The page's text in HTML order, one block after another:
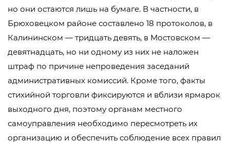
но они остаются лишь на бумаге. В частности, в
Брюховецком районе составлено 18 протоколов, в
Калининском — тридцать девять, в Мостовском —
девятнадцать, но ни одному из них не наложен
штраф по причине непроведения заседаний
административных комиссий. Кроме того, факты
стихийной торговли фиксируются и вблизи ярмарок
выходного дня, поэтому органам местного
самоуправления необходимо пересмотреть их
организацию и обеспечить соблюдение всех правил